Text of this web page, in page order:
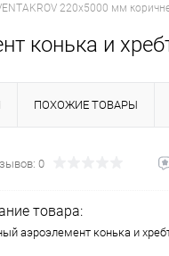
220х5000 мм
конька и
ПОХОЖИЕ ТОВАРЫ
0
товара:
аэроэлемент конька и